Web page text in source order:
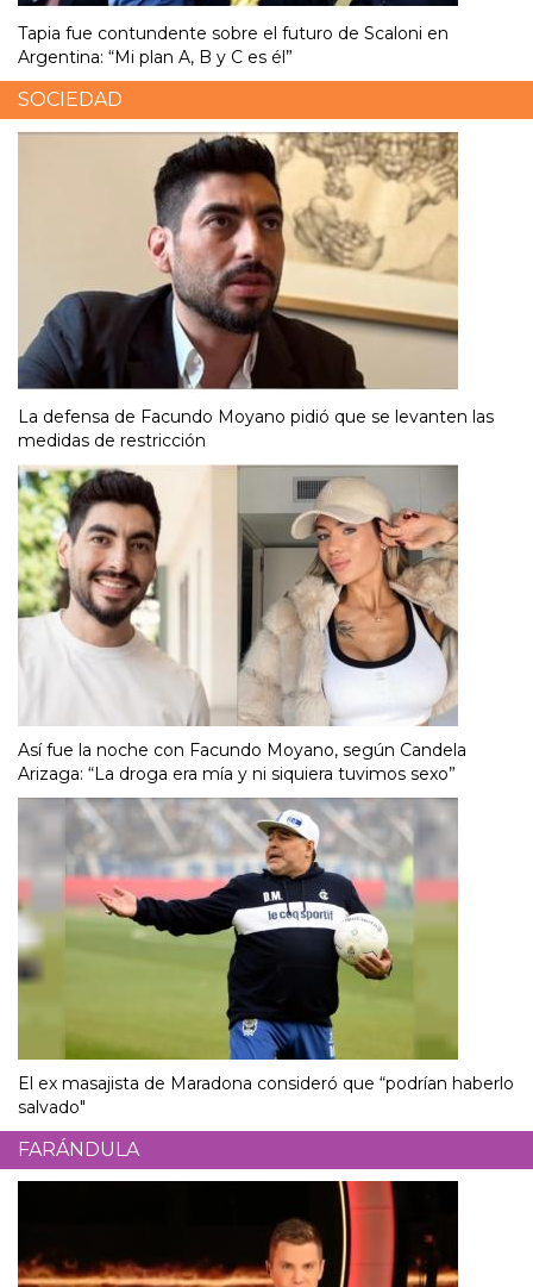
Tapia fue contundente sobre el futuro de Scaloni en
Argentina: “Mi plan A, B y C es él”
SOCIEDAD
La defensa de Facundo Moyano pidió que se levanten las
medidas de restricción
Así fue la noche con Facundo Moyano, según Candela
Arizaga: “La droga era mía y ni siquiera tuvimos sexo”
El ex masajista de Maradona consideró que “podrían haberlo
salvado"
FARÁNDULA